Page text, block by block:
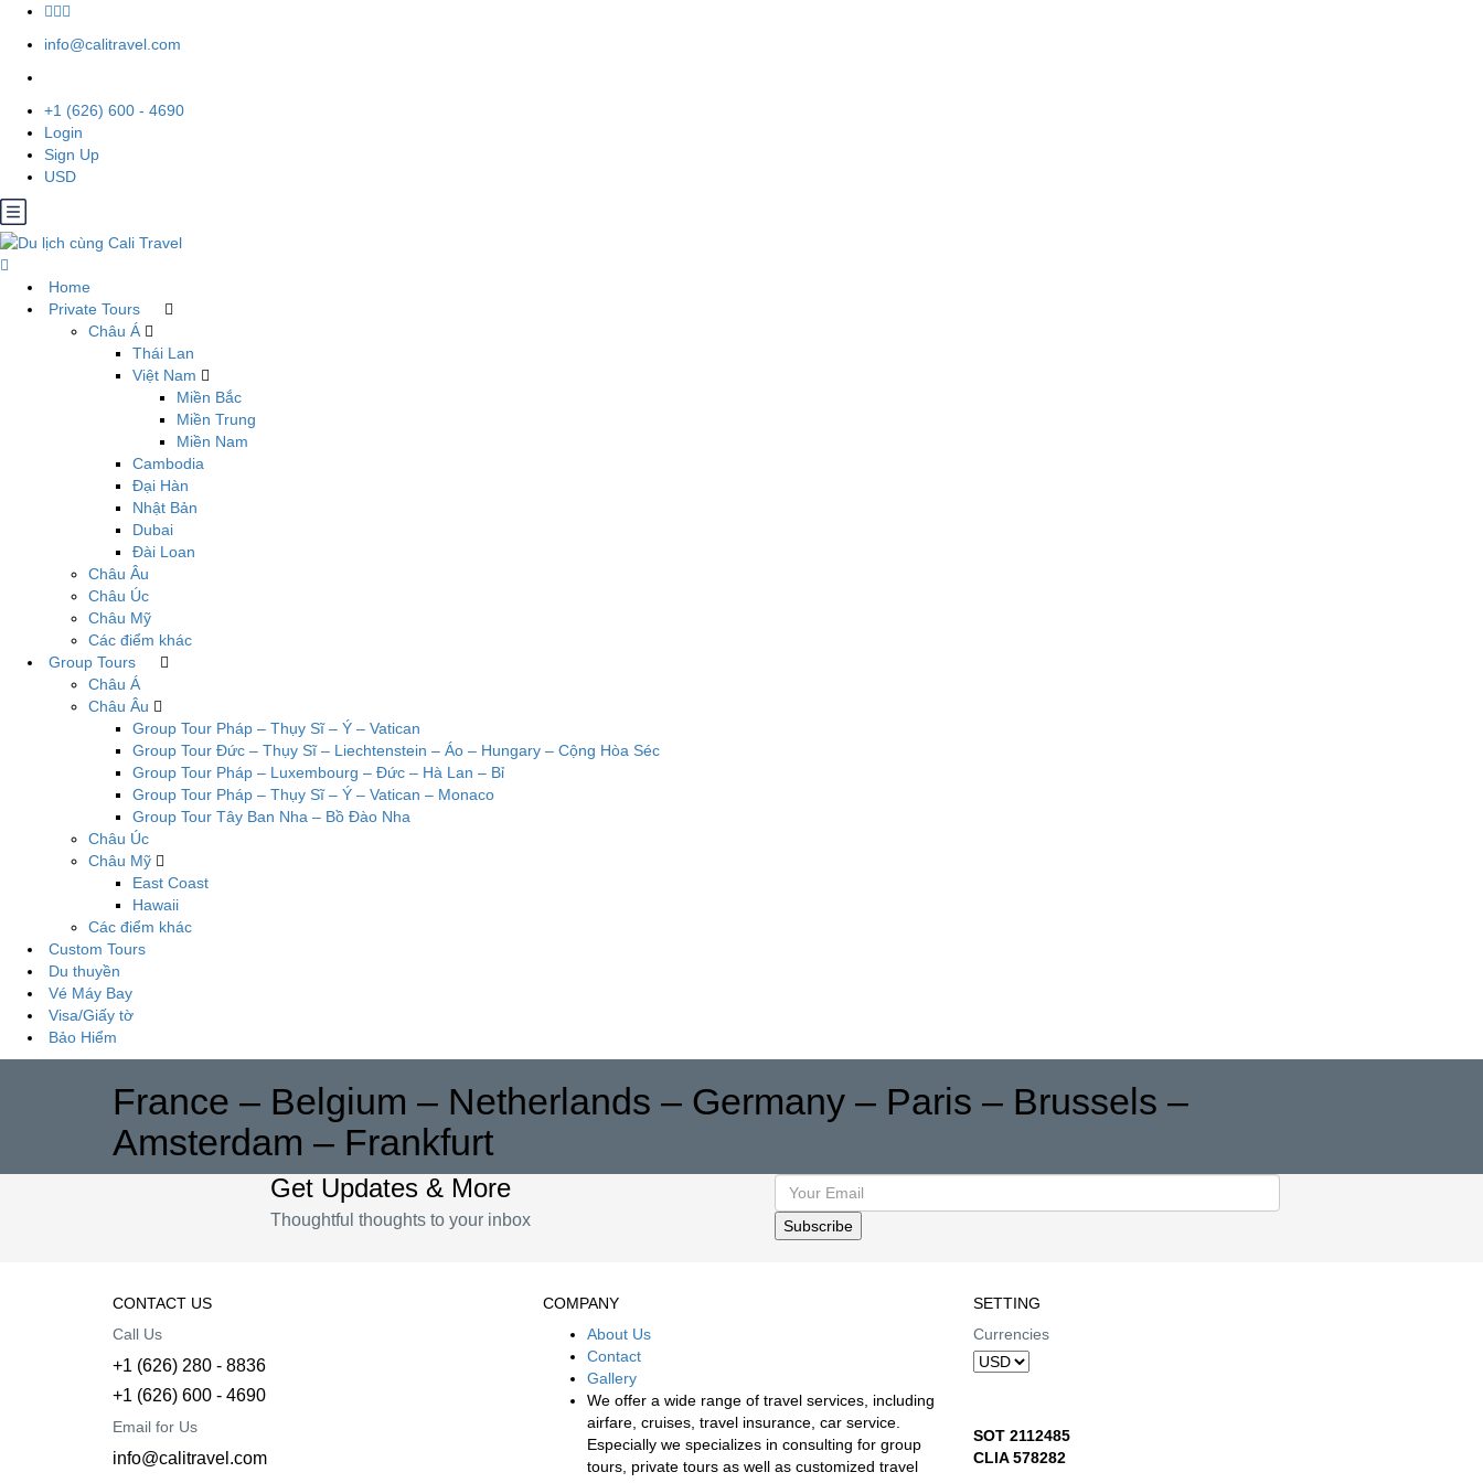
info@calitravel.com
+1 (626) 600 - 4690
Login
Sign Up
USD
Home
Private Tours
Châu Á
Thái Lan
Việt Nam
Miền Bắc
Miền Trung
Miền Nam
Cambodia
Đại Hàn
Nhật Bản
Dubai
Đài Loan
Châu Âu
Châu Úc
Châu Mỹ
Các điểm khác
Group Tours
Châu Á
Châu Âu
Group Tour Pháp – Thụy Sĩ – Ý – Vatican
Group Tour Đức – Thụy Sĩ – Liechtenstein – Áo – Hungary – Cộng Hòa Séc
Group Tour Pháp – Luxembourg – Đức – Hà Lan – Bỉ
Group Tour Pháp – Thụy Sĩ – Ý – Vatican – Monaco
Group Tour Tây Ban Nha – Bồ Đào Nha
Châu Úc
Châu Mỹ
East Coast
Hawaii
Các điểm khác
Custom Tours
Du thuyền
Vé Máy Bay
Visa/Giấy tờ
Bảo Hiểm
France – Belgium – Netherlands – Germany – Paris – Brussels –
Amsterdam – Frankfurt
Get Updates & More
Thoughtful thoughts to your inbox
CONTACT US
Call Us
+1 (626) 280 - 8836
+1 (626) 600 - 4690
Email for Us
info@calitravel.com
COMPANY
About Us
Contact
Gallery
We offer a wide range of travel services, including
airfare, cruises, travel insurance, car service.
Especially we specializes in consulting for group
tours, private tours as well as customized travel
SETTING
Currencies
SOT 2112485
CLIA 578282